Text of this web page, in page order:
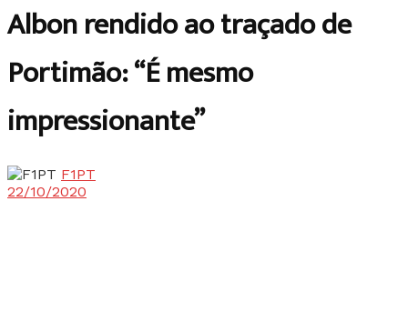
Albon rendido ao traçado de
Portimão: “É mesmo
impressionante”
F1PT
22/10/2020